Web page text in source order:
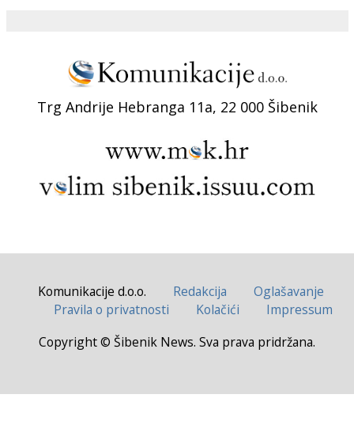
Trg Andrije Hebranga 11a, 22 000 Šibenik
Komunikacije d.o.o. Redakcija
Oglašavanje
Pravila o privatnosti
Kolačići
Impressum
Copyright © Šibenik News. Sva prava pridržana.